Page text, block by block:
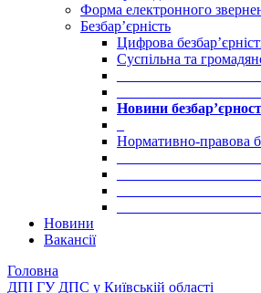
Форма електронного
Безбар’єрність
Цифрова
Суспільна та
Новини
Нормативно-правова
Новини
Вакансії
Головна
ДПІ ГУ ДПС у Київській області